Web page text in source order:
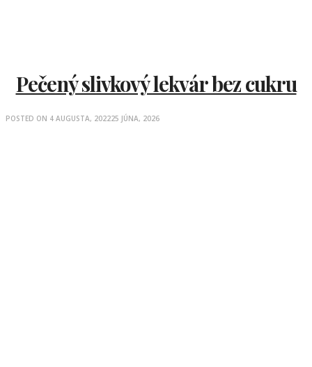
Pečený slivkový lekvár bez cukru
POSTED ON 4 AUGUSTA, 202225 JÚNA, 2026